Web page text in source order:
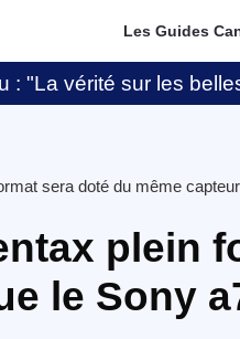
Les Guides
: "La vérité sur les
sera doté du même
plein
le Sony